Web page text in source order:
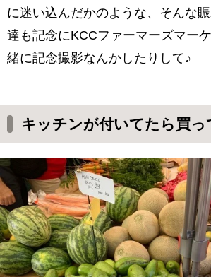
に迷い込んだかのような、そんな
達も記念にKCCファーマーズマー
緒に記念撮影なんかしたりして♪
キッチンが付いてたら買っ